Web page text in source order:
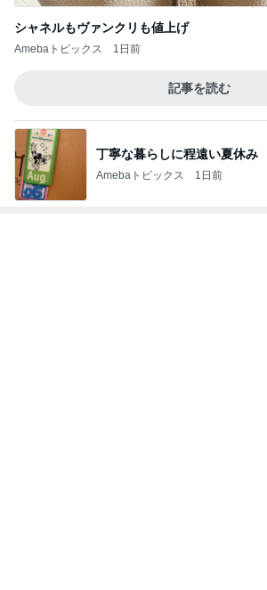
シャネルもヴァンクリも値上げ
Amebaトピックス 1日前
記事を読む
丁寧な暮らしに程遠い夏休み
Amebaトピックス 1日前